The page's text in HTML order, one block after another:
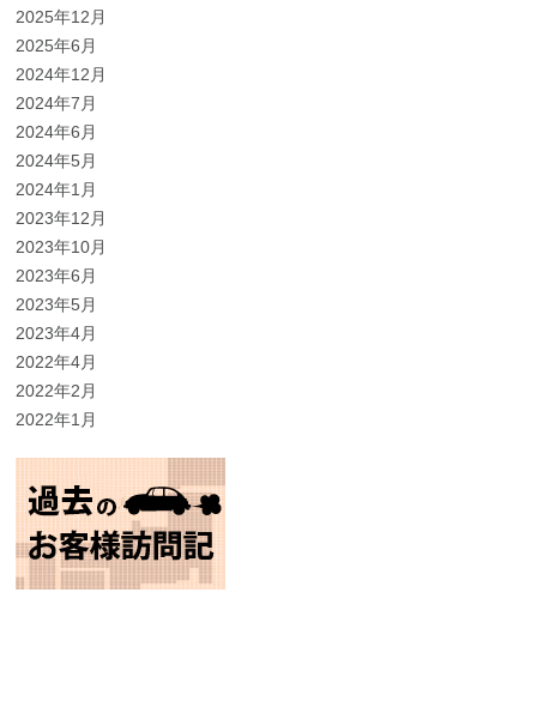
2025年12月
2025年6月
2024年12月
2024年7月
2024年6月
2024年5月
2024年1月
2023年12月
2023年10月
2023年6月
2023年5月
2023年4月
2022年4月
2022年2月
2022年1月